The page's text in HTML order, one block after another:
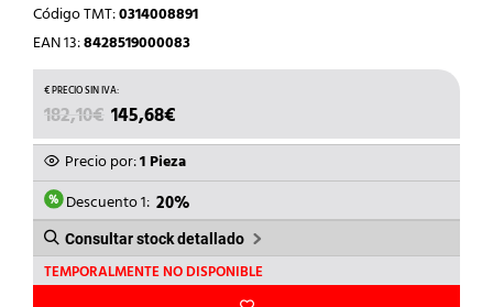
Código TMT:0314008891
EAN 13:8428519000083
182,10€ EL
PRECIO
ORIGINAL
ERA:
182,10€.
145,68€
PRECIO
ACTUAL
ES:
145,68€.
Precio por:1 Pieza
Descuento 1: 20%
Consultar stock detallado
TEMPORALMENTE NO DISPONIBLE